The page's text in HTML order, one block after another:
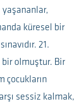
küresel bir
21.
bir olmuştur. Bir
çocukların
sessiz kalmak,